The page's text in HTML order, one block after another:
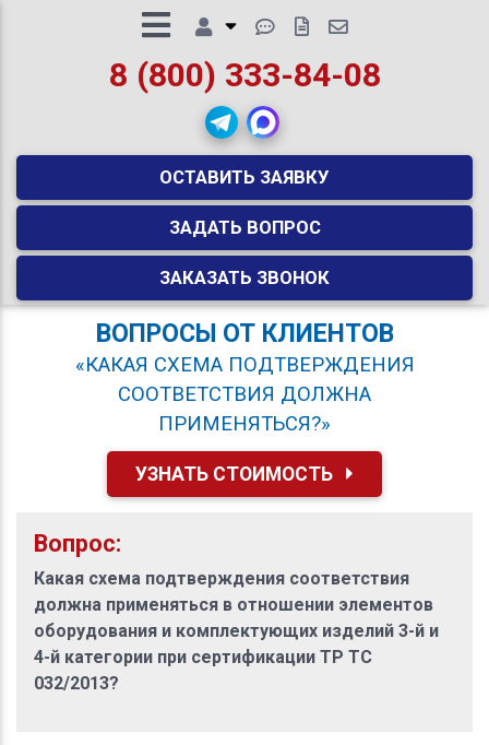
8 (800) 333-84-08
ОСТАВИТЬ ЗАЯВКУ
ЗАДАТЬ ВОПРОС
ЗАКАЗАТЬ ЗВОНОК
ВОПРОСЫ ОТ КЛИЕНТОВ
«КАКАЯ СХЕМА ПОДТВЕРЖДЕНИЯ
СООТВЕТСТВИЯ ДОЛЖНА
ПРИМЕНЯТЬСЯ?»
УЗНАТЬ СТОИМОСТЬ
Вопрос:
Какая схема подтверждения соответствия
должна применяться в отношении элементов
оборудования и комплектующих изделий 3-й и
4-й категории при сертификации ТР ТС
032/2013?